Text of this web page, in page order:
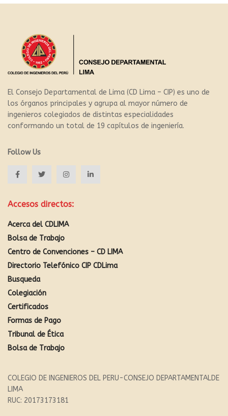
El Consejo Departamental de Lima (CD Lima – CIP) es uno de
los órganos principales y agrupa al mayor número de
ingenieros colegiados de distintas especialidades
conformando un total de 19 capítulos de ingeniería.
Follow Us
Accesos directos:
Acerca del CDLIMA
Bolsa de Trabajo
Centro de Convenciones – CD LIMA
Directorio Telefónico CIP CDLima
Busqueda
Colegiación
Certificados
Formas de Pago
Tribunal de Ética
Bolsa de Trabajo
COLEGIO DE INGENIEROS DEL PERU-CONSEJO DEPARTAMENTALDE
LIMA
RUC: 20173173181